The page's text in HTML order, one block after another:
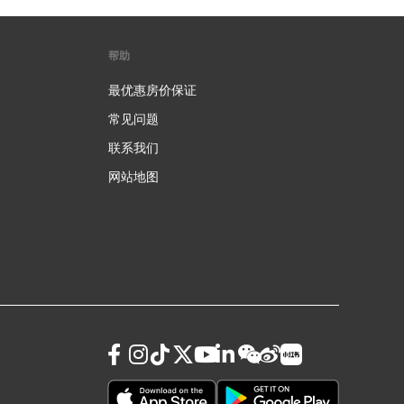
帮助
最优惠房价保证
常见问题
联系我们
网站地图